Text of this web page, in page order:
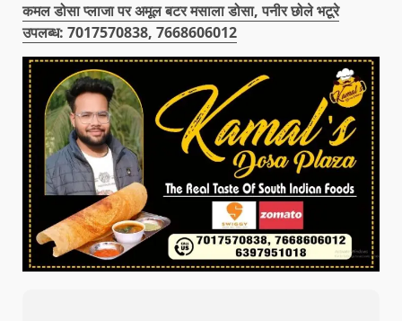
कमल डोसा प्लाजा पर अमूल बटर मसाला डोसा, पनीर छोले भटूरे
उपलब्ध: 7017570838, 7668606012